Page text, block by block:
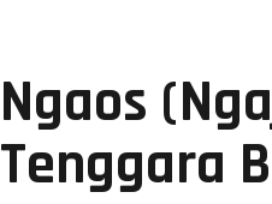
Ngaos
Tenggara